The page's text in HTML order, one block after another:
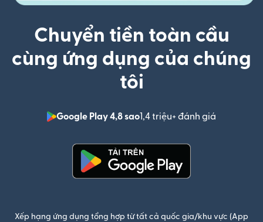
Chuyển tiền toàn cầu
cùng ứng dụng của chúng
tôi
Google Play 4,8 sao1,4 triệu+ đánh giá
Xếp hạng ứng dụng tổng hợp từ tất cả quốc gia/khu vực (App